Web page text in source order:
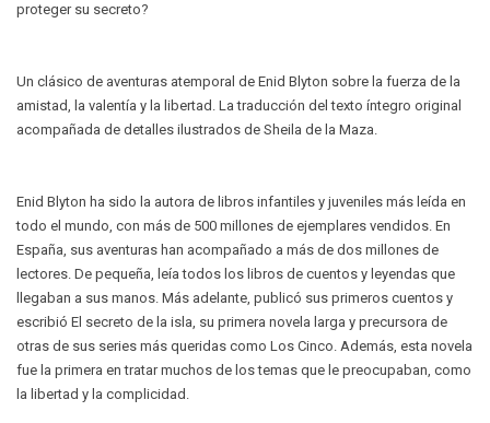
proteger su secreto?
Un clásico de aventuras atemporal de Enid Blyton sobre la fuerza de la
amistad, la valentía y la libertad. La traducción del texto íntegro original
acompañada de detalles ilustrados de Sheila de la Maza.
Enid Blyton ha sido la autora de libros infantiles y juveniles más leída en
todo el mundo, con más de 500 millones de ejemplares vendidos. En
España, sus aventuras han acompañado a más de dos millones de
lectores. De pequeña, leía todos los libros de cuentos y leyendas que
llegaban a sus manos. Más adelante, publicó sus primeros cuentos y
escribió El secreto de la isla, su primera novela larga y precursora de
otras de sus series más queridas como Los Cinco. Además, esta novela
fue la primera en tratar muchos de los temas que le preocupaban, como
la libertad y la complicidad.